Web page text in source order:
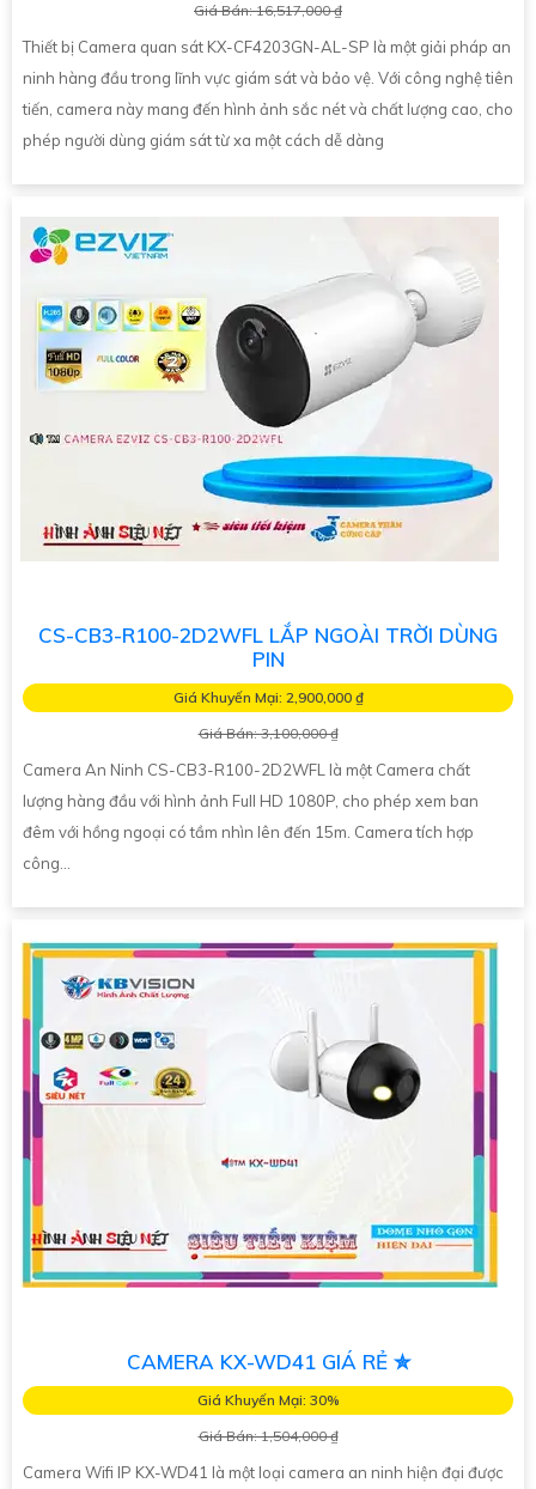
Giá Bán: 16,517,000 ₫
Thiết bị Camera quan sát KX-CF4203GN-AL-SP là một giải pháp an
ninh hàng đầu trong lĩnh vực giám sát và bảo vệ. Với công nghệ tiên
tiến, camera này mang đến hình ảnh sắc nét và chất lượng cao, cho
phép người dùng giám sát từ xa một cách dễ dàng
CS-CB3-R100-2D2WFL LẮP NGOÀI TRỜI DÙNG
PIN
Giá Khuyến Mại: 2,900,000 ₫
Giá Bán: 3,100,000 ₫
Camera An Ninh CS-CB3-R100-2D2WFL là một Camera chất
lượng hàng đầu với hình ảnh Full HD 1080P, cho phép xem ban
đêm với hồng ngoại có tầm nhìn lên đến 15m. Camera tích hợp
công...
CAMERA KX-WD41 GIÁ RẺ ✮
Giá Khuyến Mại: 30%
Giá Bán: 1,504,000 ₫
Camera Wifi IP KX-WD41 là một loại camera an ninh hiện đại được